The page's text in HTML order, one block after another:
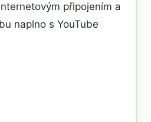
připojením a
naplno s YouTube